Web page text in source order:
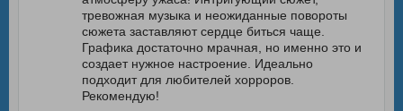
тревожная музыка и неожиданные повороты
сюжета заставляют сердце биться чаще.
Графика достаточно мрачная, но именно это и
создает нужное настроение. Идеально
подходит для любителей хорроров.
Рекомендую!